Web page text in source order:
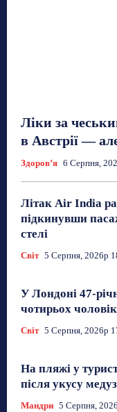
Ліки за
в Австрії —
Здоровʼя 6 Серпня,
Літак Air India
підкинувши
стелі
Світ 5 Серпня, 2026р
У Лондоні 47-
чотирьох
Світ 5 Серпня, 2026р
На пляжі у
після укусу
Мандри 5 Серпня,